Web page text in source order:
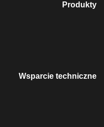
Produkty
Wsparcie techniczne